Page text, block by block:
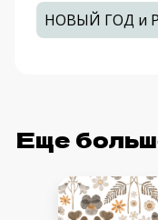
НОВЫЙ ГОД и
Еще